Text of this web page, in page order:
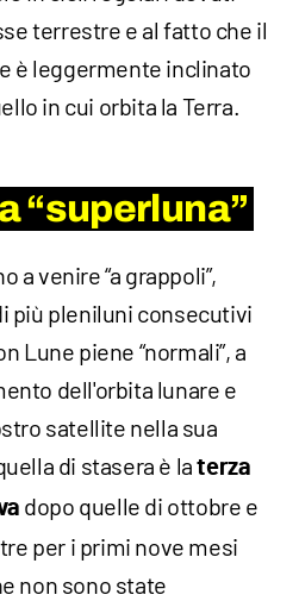
terrestre e al fatto che il
è leggermente inclinato
in cui orbita la Terra.
“superluna”
a venire “a grappoli”,
più pleniluni consecutivi
Lune piene “normali”, a
dell'orbita lunare e
satellite nella sua
di stasera è laterza
dopo quelle di ottobre e
per i primi nove mesi
non sono state